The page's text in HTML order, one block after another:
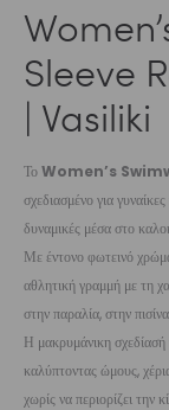
Sleeve
| Vasiliki
ΤοWomen’s
σχεδιασμένο για
δυναμικές μέσα στο
Με έντονο φωτεινό
αθλητική γραμμή με τη
στην παραλία, στην
Η μακρυμάνικη
καλύπτοντας ώμους,
χωρίς να περιορίζει την